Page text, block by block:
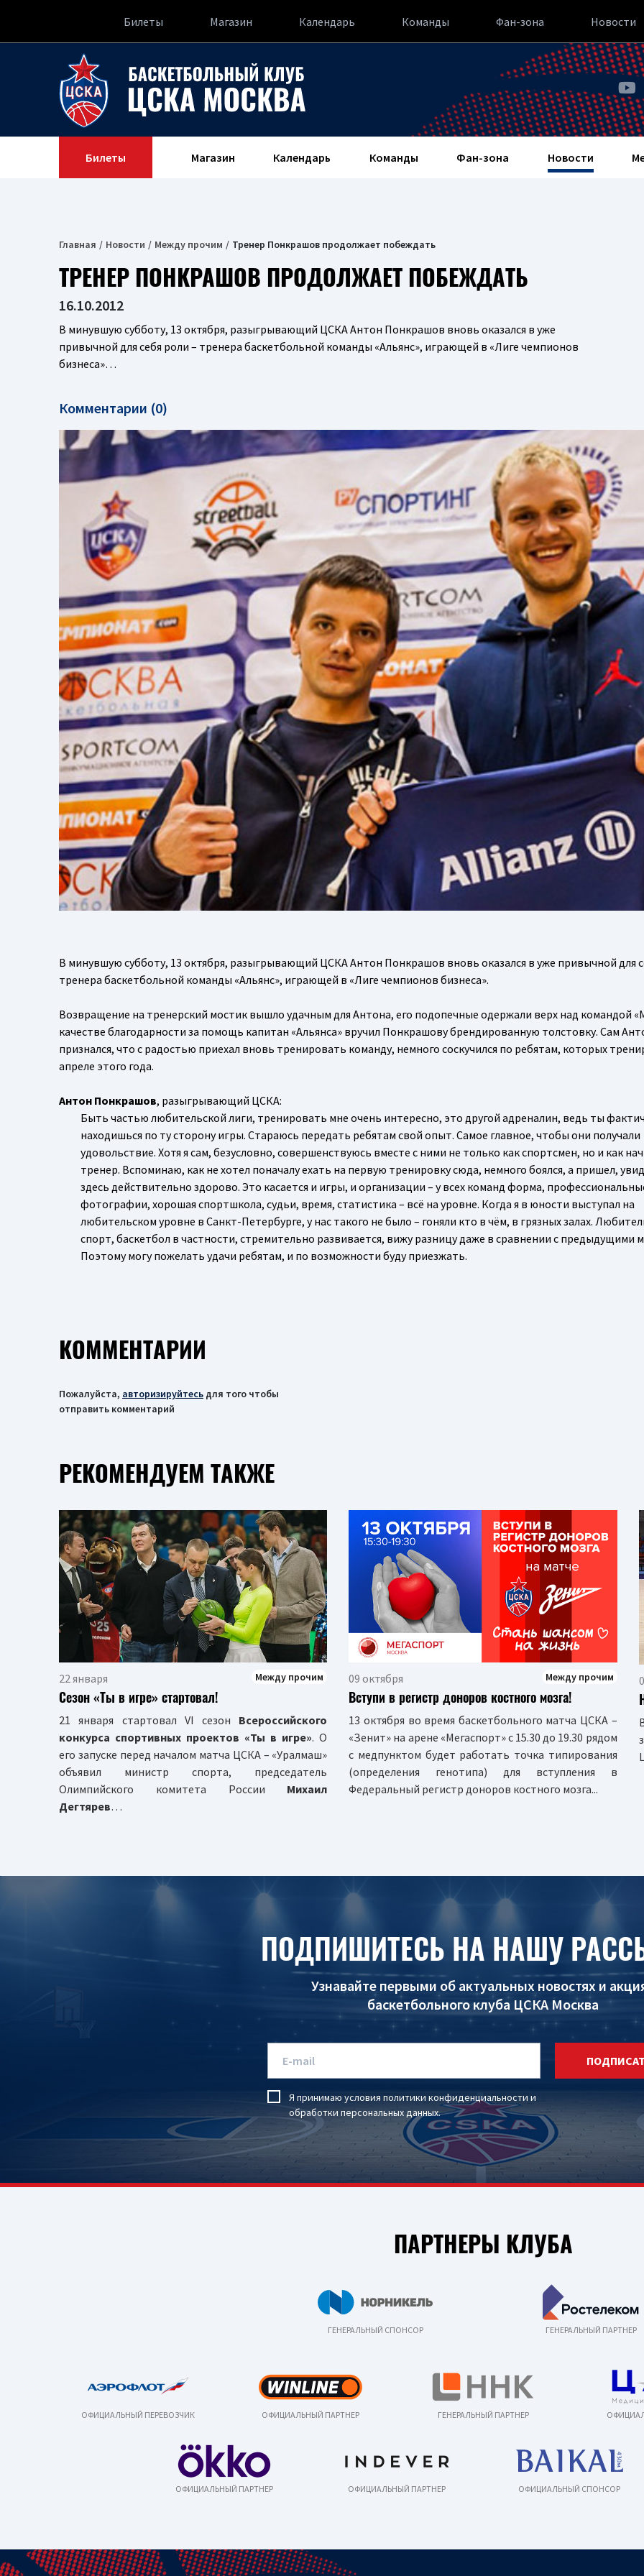
Билеты Магазин Календарь Команды Фан-зона Новости
Билеты Магазин Календарь Команды Фан-зона Новости
Главная Новости Между прочим Тренер Понкрашов продолжает побеждать
ТРЕНЕР ПОНКРАШОВ ПРОДОЛЖАЕТ ПОБЕЖДАТЬ
16.10.2012
В минувшую субботу, 13 октября, разыгрывающий ЦСКА Антон Понкрашов вновь оказался в уже
привычной для себя роли – тренера баскетбольной команды «Альянс», играющей в «Лиге чемпионов
бизнеса»…
Комментарии (0)
В минувшую субботу, 13 октября, разыгрывающий ЦСКА Антон Понкрашов вновь оказался в уже привычной для
тренера баскетбольной команды «Альянс», играющей в «Лиге чемпионов бизнеса».
Возвращение на тренерский мостик вышло удачным для Антона, его подопечные одержали верх над командой
качестве благодарности за помощь капитан «Альянса» вручил Понкрашову брендированную толстовку. Сам
признался, что с радостью приехал вновь тренировать команду, немного соскучился по ребятам, которых
апреле этого года.
Антон Понкрашов, разыгрывающий ЦСКА:
Быть частью любительской лиги, тренировать мне очень интересно, это другой адреналин, ведь ты
находишься по ту сторону игры. Стараюсь передать ребятам свой опыт. Самое главное, чтобы они получали
удовольствие. Хотя я сам, безусловно, совершенствуюсь вместе с ними не только как спортсмен, но и как
тренер. Вспоминаю, как не хотел поначалу ехать на первую тренировку сюда, немного боялся, а пришел,
здесь действительно здорово. Это касается и игры, и организации – у всех команд форма,
фотографии, хорошая спортшкола, судьи, время, статистика – всё на уровне. Когда я в юности выступал на
любительском уровне в Санкт-Петербурге, у нас такого не было – гоняли кто в чём, в грязных залах.
спорт, баскетбол в частности, стремительно развивается, вижу разницу даже в сравнении с предыдущими
Поэтому могу пожелать удачи ребятам, и по возможности буду приезжать.
КОММЕНТАРИИ
Пожалуйста, авторизируйтесь для того чтобы
отправить комментарий
РЕКОМЕНДУЕМ ТАКЖЕ
22 января Между прочим
Сезон «Ты в игре» стартовал!
21 января стартовал VI сезон Всероссийского
конкурса спортивных проектов «Ты в игре». О
его запуске перед началом матча ЦСКА – «Уралмаш»
объявил министр спорта, председатель
Олимпийского комитета России Михаил
Дегтярев…
09 октября Между прочим
Вступи в регистр доноров костного мозга!
13 октября во время баскетбольного матча ЦСКА –
«Зенит» на арене «Мегаспорт» с 15.30 до 19.30 рядом
с медпунктом будет работать точка типирования
(определения генотипа) для вступления в
Федеральный регистр доноров костного мозга...
ПОДПИШИТЕСЬ НА НАШУ
Узнавайте первыми об актуальных новостях и
баскетбольного клуба ЦСКА Москва
Я принимаю условия политики конфиденциальности и
обработки персональных данных.
ПАРТНЕРЫ КЛУБА
ГЕНЕРАЛЬНЫЙ СПОНСОР ГЕНЕРАЛЬНЫЙ ПАРТНЕР
ОФИЦИАЛЬНЫЙ ПЕРЕВОЗЧИК ОФИЦИАЛЬНЫЙ ПАРТНЕР ГЕНЕРАЛЬНЫЙ ПАРТНЕР
ОФИЦИАЛЬНЫЙ ПАРТНЕР ОФИЦИАЛЬНЫЙ ПАРТНЕР ОФИЦИАЛЬНЫЙ СПОНСОР